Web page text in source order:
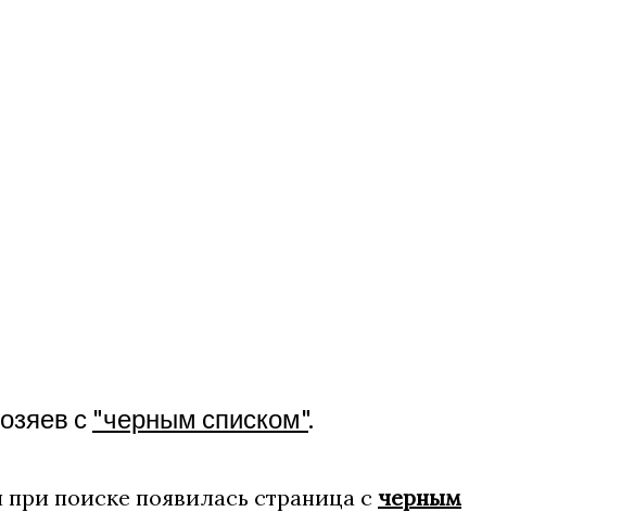
с "черным списком".
поиске появилась страница с черным